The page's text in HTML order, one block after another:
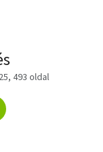
493 oldal